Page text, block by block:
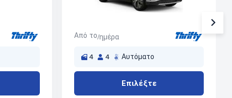
Από το/ημέρα
4 4 Αυτόματο
Επιλέξτε